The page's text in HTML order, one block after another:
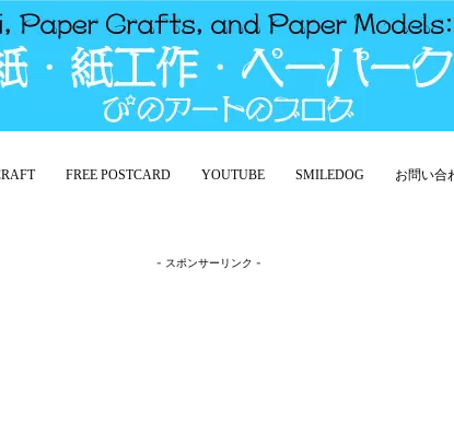
FREE POSTCARD YOUTUBE SMILEDOG お問い合
- スポンサーリンク -